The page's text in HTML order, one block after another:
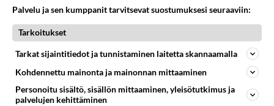
Palvelu ja sen kumppanit tarvitsevat suostumuksesi seuraaviin:
Tarkoitukset
Tarkat sijaintitiedot ja tunnistaminen laitetta skannaamalla
Kohdennettu mainonta ja mainonnan mittaaminen
Personoitu sisältö, sisällön mittaaminen, yleisötutkimus ja
palvelujen kehittäminen